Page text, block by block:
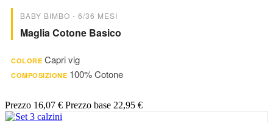
BABY BIMBO - 6/36 MESI
Maglia Cotone Basico
COLORE Capri vig
COMPOSIZIONE 100% Cotone
Prezzo 16,07 € Prezzo base 22,95 €